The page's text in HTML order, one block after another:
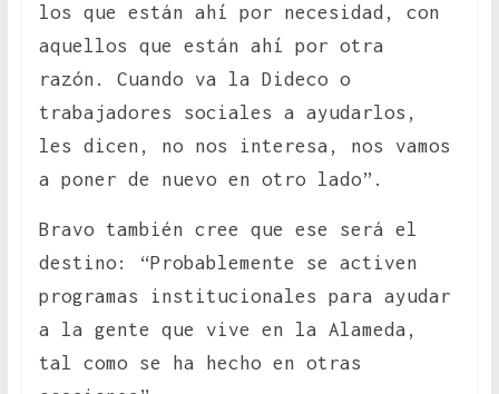
los que están ahí por necesidad, con
aquellos que están ahí por otra
razón. Cuando va la Dideco o
trabajadores sociales a ayudarlos,
les dicen, no nos interesa, nos vamos
a poner de nuevo en otro lado”.
Bravo también cree que ese será el
destino: “Probablemente se activen
programas institucionales para ayudar
a la gente que vive en la Alameda,
tal como se ha hecho en otras